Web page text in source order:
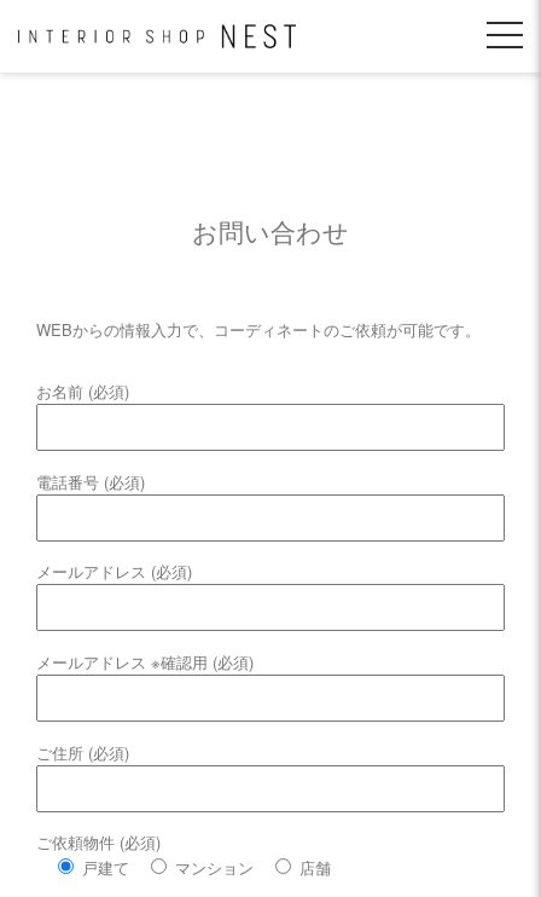
お問い合わせ
WEBからの情報入力で、コーディネートのご依頼が可能です。
お名前 (必須)
電話番号 (必須)
メールアドレス (必須)
メールアドレス ※確認用 (必須)
ご住所 (必須)
ご依頼物件 (必須)
戸建て
マンション
店舗